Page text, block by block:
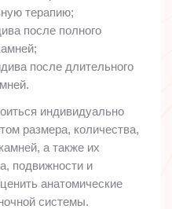
терапию;
после полного
после длительного
индивидуально
размера, количества,
а также их
подвижности и
анатомические
системы.